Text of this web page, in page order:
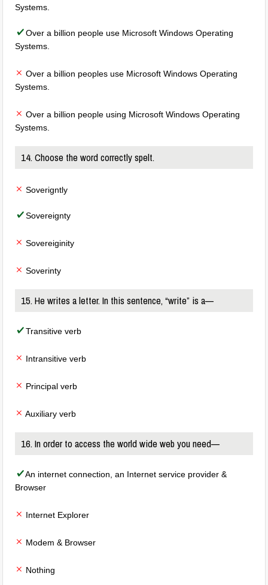
Systems.
Over a billion people use Microsoft Windows Operating
Systems.
Over a billion peoples use Microsoft Windows Operating
Systems.
Over a billion people using Microsoft Windows Operating
Systems.
14. Choose the word correctly spelt.
Soverigntly
Sovereignty
Sovereiginity
Soverinty
15. He writes a letter. In this sentence, “write” is a—
Transitive verb
Intransitive verb
Principal verb
Auxiliary verb
16. In order to access the world wide web you need—
An internet connection, an Internet service provider &
Browser
Internet Explorer
Modem & Browser
Nothing